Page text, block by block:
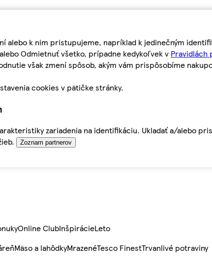
alebo k nim pristupujeme, napríklad k jedinečným
Odmietnuť všetko, prípadne kedykoľvek v Pravidlách
však zmení spôsob, akým vám prispôsobíme
cookies v pätičke stránky.
zariadenia na identifikáciu. Ukladať a/alebo
Zoznam partnerov
Online ClubInšpirácieLeto
Mäso a lahôdkyMrazenéTesco FinestTrvanlivé potraviny